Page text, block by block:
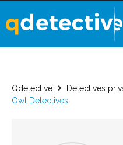
Qdetective Detectives
Owl Detectives